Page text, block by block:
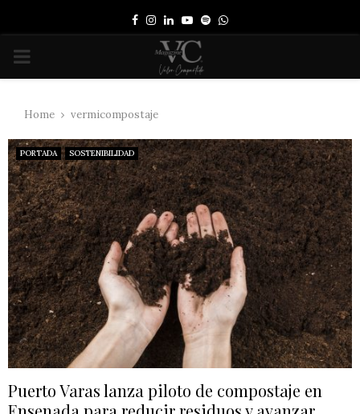
Facebook
Instagram
LinkedinYoutube
SpotifyWhatsapp
PRIMARY
Home vermicompostaje
PORTADA SOSTENIBILIDAD
Puerto Varas lanza piloto de compostaje en